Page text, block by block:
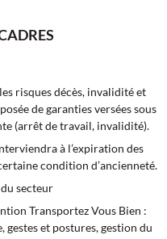
risques décès, invalidité et
de garanties versées sous
(arrêt de travail, invalidité).
à l’expiration des
condition d’ancienneté.
secteur
Transportez Vous Bien :
et postures, gestion du